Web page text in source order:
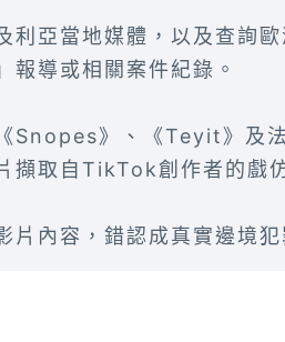
利亞當地媒體，以及查詢
報導或相關案件紀錄。
Snopes》、《Teyit》及
擷取自TikTok創作者的戲
片內容，錯認成真實邊境